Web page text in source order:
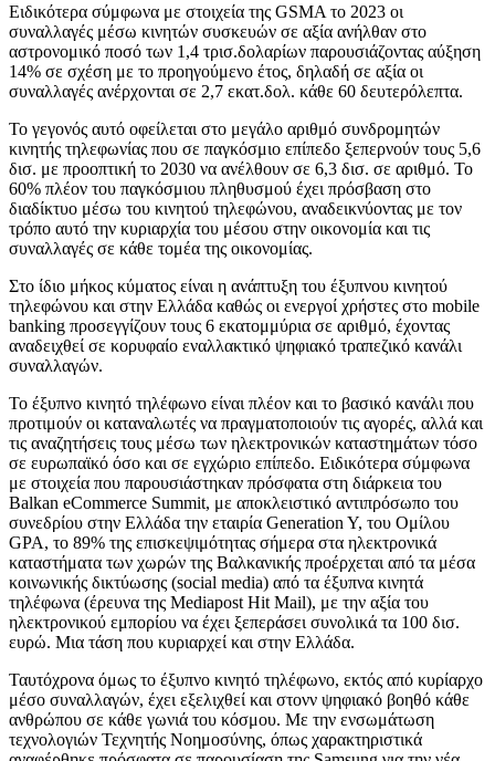
Ειδικότερα σύμφωνα με στοιχεία της GSMA το 2023 οι
συναλλαγές μέσω κινητών συσκευών σε αξία ανήλθαν στο
αστρονομικό ποσό των 1,4 τρισ.δολαρίων παρουσιάζοντας αύξηση
14% σε σχέση με το προηγούμενο έτος, δηλαδή σε αξία οι
συναλλαγές ανέρχονται σε 2,7 εκατ.δολ. κάθε 60 δευτερόλεπτα.
Το γεγονός αυτό οφείλεται στο μεγάλο αριθμό συνδρομητών
κινητής τηλεφωνίας που σε παγκόσμιο επίπεδο ξεπερνούν τους 5,6
δισ. με προοπτική το 2030 να ανέλθουν σε 6,3 δισ. σε αριθμό. Το
60% πλέον του παγκόσμιου πληθυσμού έχει πρόσβαση στο
διαδίκτυο μέσω του κινητού τηλεφώνου, αναδεικνύοντας με τον
τρόπο αυτό την κυριαρχία του μέσου στην οικονομία και τις
συναλλαγές σε κάθε τομέα της οικονομίας.
Στο ίδιο μήκος κύματος είναι η ανάπτυξη του έξυπνου κινητού
τηλεφώνου και στην Ελλάδα καθώς οι ενεργοί χρήστες στο mobile
banking προσεγγίζουν τους 6 εκατομμύρια σε αριθμό, έχοντας
αναδειχθεί σε κορυφαίο εναλλακτικό ψηφιακό τραπεζικό κανάλι
συναλλαγών.
To έξυπνο κινητό τηλέφωνο είναι πλέον και το βασικό κανάλι που
προτιμούν οι καταναλωτές να πραγματοποιούν τις αγορές, αλλά και
τις αναζητήσεις τους μέσω των ηλεκτρονικών καταστημάτων τόσο
σε ευρωπαϊκό όσο και σε εγχώριο επίπεδο. Ειδικότερα σύμφωνα
με στοιχεία που παρουσιάστηκαν πρόσφατα στη διάρκεια του
Balkan eCommerce Summit, με αποκλειστικό αντιπρόσωπο του
συνεδρίου στην Ελλάδα την εταιρία Generation Y, του Ομίλου
GPA, το 89% της επισκεψιμότητας σήμερα στα ηλεκτρονικά
καταστήματα των χωρών της Βαλκανικής προέρχεται από τα μέσα
κοινωνικής δικτύωσης (social media) από τα έξυπνα κινητά
τηλέφωνα (έρευνα της Mediapost Hit Mail), με την αξία του
ηλεκτρονικού εμπορίου να έχει ξεπεράσει συνολικά τα 100 δισ.
ευρώ. Μια τάση που κυριαρχεί και στην Ελλάδα.
Ταυτόχρονα όμως το έξυπνο κινητό τηλέφωνο, εκτός από κυρίαρχο
μέσο συναλλαγών, έχει εξελιχθεί και στονν ψηφιακό βοηθό κάθε
ανθρώπου σε κάθε γωνιά του κόσμου. Με την ενσωμάτωση
τεχνολογιών Τεχνητής Νοημοσύνης, όπως χαρακτηριστικά